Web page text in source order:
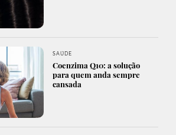
SAÚDE
Coenzima Q10: a solução
para quem anda sempre
cansada